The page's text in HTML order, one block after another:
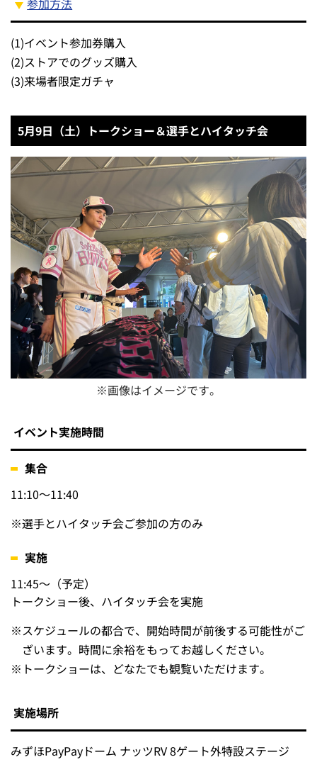
(1)イベント参加券購入
(2)ストアでのグッズ購入
(3)来場者限定ガチャ
5月9日（土）トークショー＆選手とハイタッチ会
※画像はイメージです。
イベント実施時間
集合
11:10～11:40
※選手とハイタッチ会ご参加の方のみ
実施
11:45～（予定）
トークショー後、ハイタッチ会を実施
※スケジュールの都合で、開始時間が前後する可能性がご
ざいます。時間に余裕をもってお越しください。
※ トークショーは、どなたでも観覧いただけます。
実施場所
みずほPayPayドーム ナッツRV 8ゲート外特設ステージ